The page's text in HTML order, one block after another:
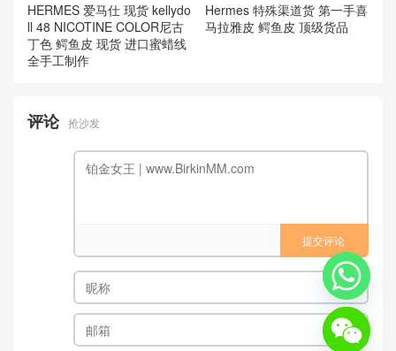
HERMES 爱马仕 现货 kellydo
ll 48 NICOTINE COLOR尼古
丁色 鳄鱼皮 现货 进口蜜蜡线
全手工制作
Hermes 特殊渠道货 第一手喜
马拉雅皮 鳄鱼皮 顶级货品
评论 抢沙发
提交评论